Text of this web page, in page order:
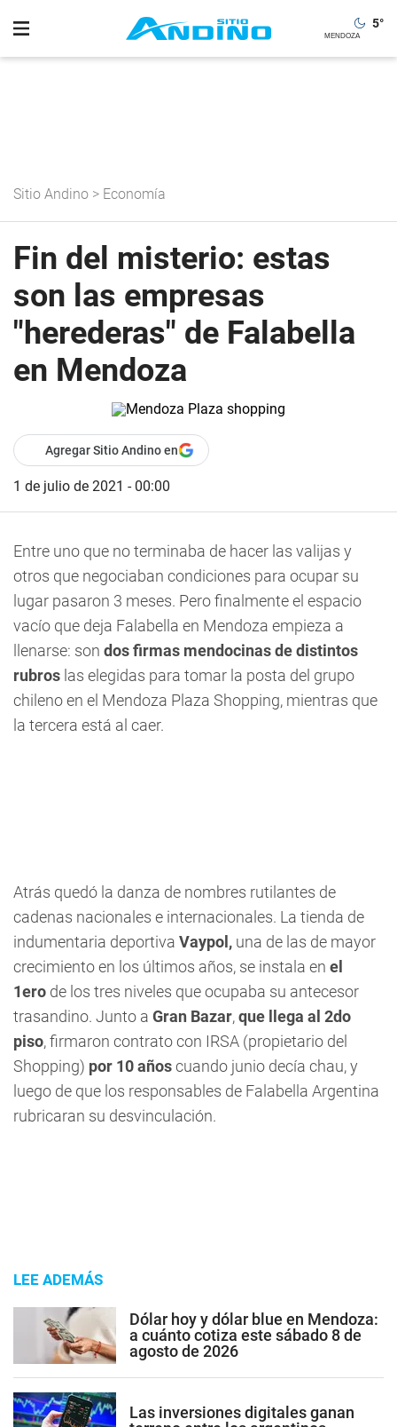
5°
Sitio Andino > Economía
Fin del misterio: estas
son las empresas
"herederas" de Falabella
en Mendoza
Agregar Sitio Andino en
1 de julio de 2021 - 00:00
Entre uno que no terminaba de hacer las valijas y
otros que negociaban condiciones para ocupar su
lugar pasaron 3 meses. Pero finalmente el espacio
vacío que deja Falabella en Mendoza empieza a
llenarse: son dos firmas mendocinas de distintos
rubros las elegidas para tomar la posta del grupo
chileno en el Mendoza Plaza Shopping, mientras que
la tercera está al caer.
Atrás quedó la danza de nombres rutilantes de
cadenas nacionales e internacionales. La tienda de
indumentaria deportiva Vaypol, una de las de mayor
crecimiento en los últimos años, se instala en el
1ero de los tres niveles que ocupaba su antecesor
trasandino. Junto a Gran Bazar,que llega al 2do
piso, firmaron contrato con IRSA (propietario del
Shopping) por 10 añoscuando junio decía chau, y
luego de que los responsables de Falabella Argentina
rubricaran su desvinculación.
LEE ADEMÁS
Dólar hoy y dólar blue en Mendoza:
a cuánto cotiza este sábado 8 de
agosto de 2026
Las inversiones digitales ganan